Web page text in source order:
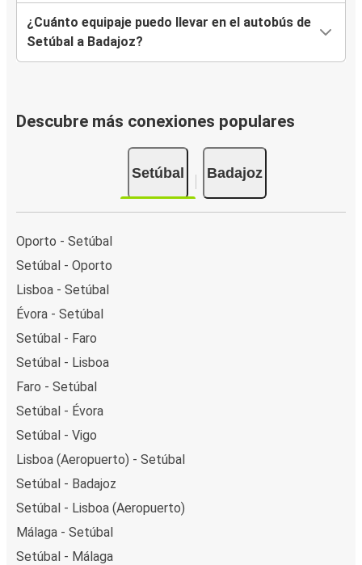
¿Cuánto equipaje puedo llevar en el autobús de
Setúbal a Badajoz?
Descubre más conexiones populares
Setúbal Badajoz
Oporto - Setúbal
Setúbal - Oporto
Lisboa - Setúbal
Évora - Setúbal
Setúbal - Faro
Setúbal - Lisboa
Faro - Setúbal
Setúbal - Évora
Setúbal - Vigo
Lisboa (Aeropuerto) - Setúbal
Setúbal - Badajoz
Setúbal - Lisboa (Aeropuerto)
Málaga - Setúbal
Setúbal - Málaga